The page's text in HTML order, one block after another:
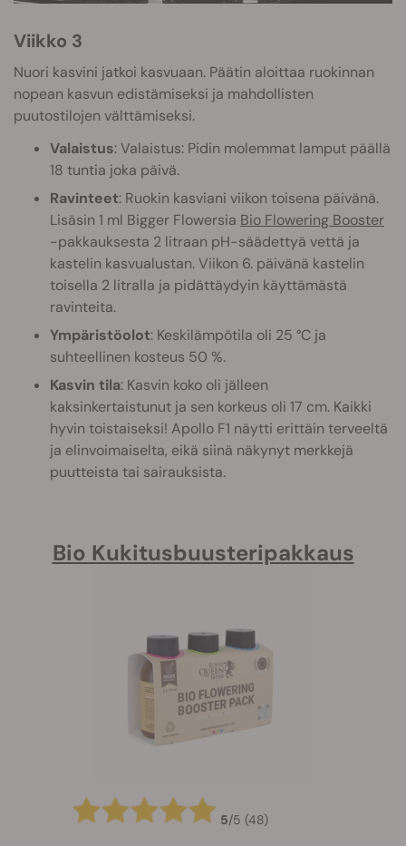
Viikko 3
Nuori kasvini jatkoi kasvuaan. Päätin aloittaa ruokinnan
nopean kasvun edistämiseksi ja mahdollisten
puutostilojen välttämiseksi.
Valaistus: Valaistus: Pidin molemmat lamput päällä
18 tuntia joka päivä.
Ravinteet: Ruokin kasviani viikon toisena päivänä.
Lisäsin 1 ml Bigger Flowersia Bio Flowering Booster
-pakkauksesta 2 litraan pH-säädettyä vettä ja
kastelin kasvualustan. Viikon 6. päivänä kastelin
toisella 2 litralla ja pidättäydyin käyttämästä
ravinteita.
Ympäristöolot: Keskilämpötila oli 25 °C ja
suhteellinen kosteus 50 %.
Kasvin tila: Kasvin koko oli jälleen
kaksinkertaistunut ja sen korkeus oli 17 cm. Kaikki
hyvin toistaiseksi! Apollo F1 näytti erittäin terveeltä
ja elinvoimaiselta, eikä siinä näkynyt merkkejä
puutteista tai sairauksista.
Bio Kukitusbuusteripakkaus
5/5 (48)